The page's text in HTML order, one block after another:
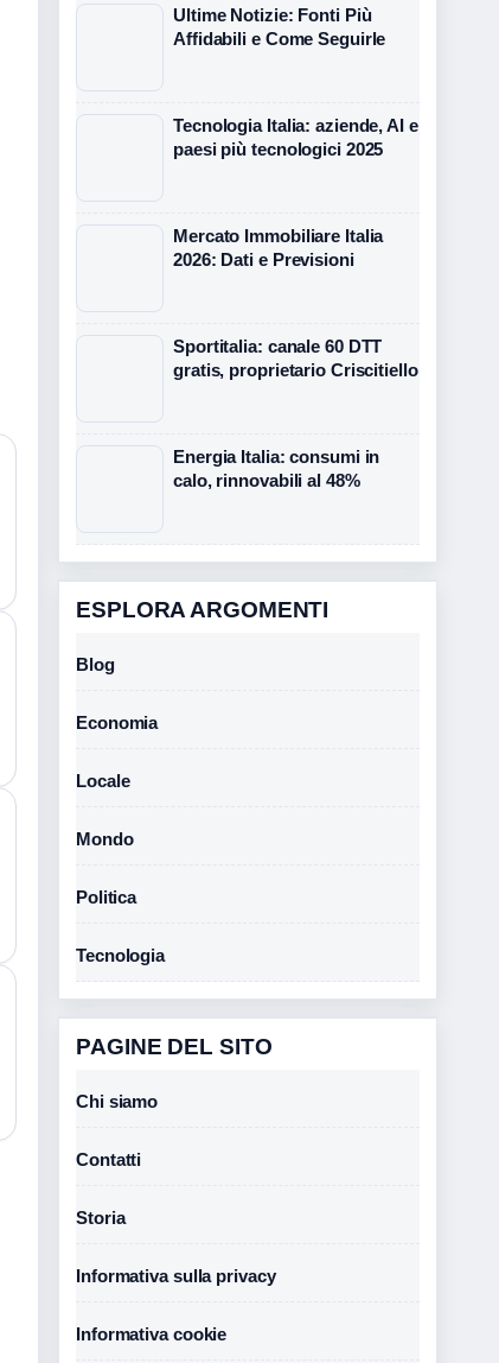
Ultime Notizie: Fonti Più
Affidabili e Come Seguirle
Tecnologia Italia: aziende, AI e
paesi più tecnologici 2025
Mercato Immobiliare Italia
2026: Dati e Previsioni
Sportitalia: canale 60 DTT
gratis, proprietario Criscitiello
Energia Italia: consumi in
calo, rinnovabili al 48%
ESPLORA ARGOMENTI
Blog
Economia
Locale
Mondo
Politica
Tecnologia
PAGINE DEL SITO
Chi siamo
Contatti
Storia
Informativa sulla privacy
Informativa cookie